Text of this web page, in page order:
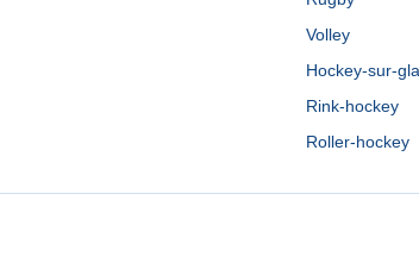
Volley
Hockey-sur-
Rink-hockey
Roller-hockey